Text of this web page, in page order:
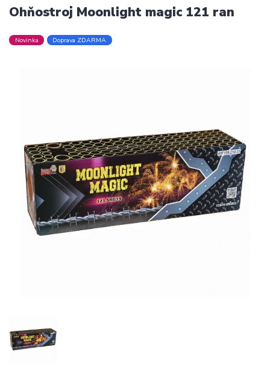
Ohňostroj Moonlight magic 121 ran
Novinka Doprava ZDARMA